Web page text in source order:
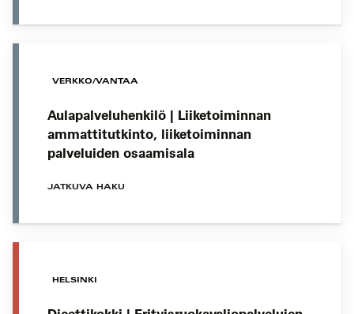
VERKKO/VANTAA
Aulapalveluhenkilö | Liiketoiminnan
ammattitutkinto, liiketoiminnan
palveluiden osaamisala
JATKUVA HAKU
HELSINKI